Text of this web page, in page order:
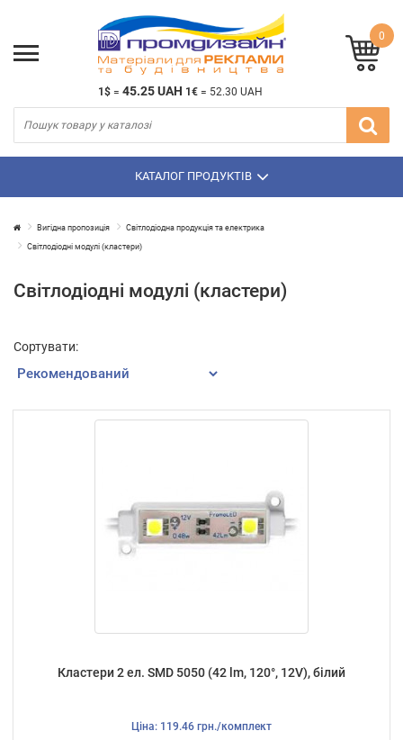
1$ = 45.25 UAH 1€ = 52.30 UAH
0
КАТАЛОГ ПРОДУКТІВ
Вигідна пропозиція Світлодіодна продукція та електрика
Світлодіодні модулі (кластери)
Світлодіодні модулі (кластери)
Сортувати:
Кластери 2 ел. SMD 5050 (42 lm, 120°, 12V), білий
Ціна: 119.46 грн./комплект